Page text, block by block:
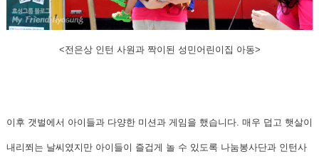
<전은상 인턴 사원과 짝이된 성민어린이집 아동>
이후 갯벌에서 아이들과 다양한 미션과 게임을 했습니다. 매우 덥고 햇살이
내리쬐는 날씨였지만 아이들이 즐겁게 놀 수 있도록 나눔봉사단과 인턴사